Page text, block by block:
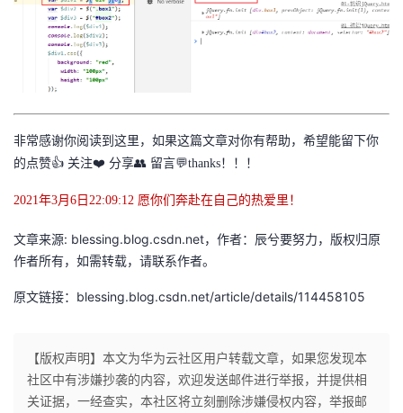
非常感谢你阅读到这里，如果这篇文章对你有帮助，希望能留下你
的点赞👍 关注❤️ 分享👥 留言💬thanks！！！
2021年3月6日22:09:12 愿你们奔赴在自己的热爱里！
文章来源: blessing.blog.csdn.net，作者：辰兮要努力，版权归原
作者所有，如需转载，请联系作者。
原文链接：blessing.blog.csdn.net/article/details/114458105
【版权声明】本文为华为云社区用户转载文章，如果您发现本
社区中有涉嫌抄袭的内容，欢迎发送邮件进行举报，并提供相
关证据，一经查实，本社区将立刻删除涉嫌侵权内容，举报邮